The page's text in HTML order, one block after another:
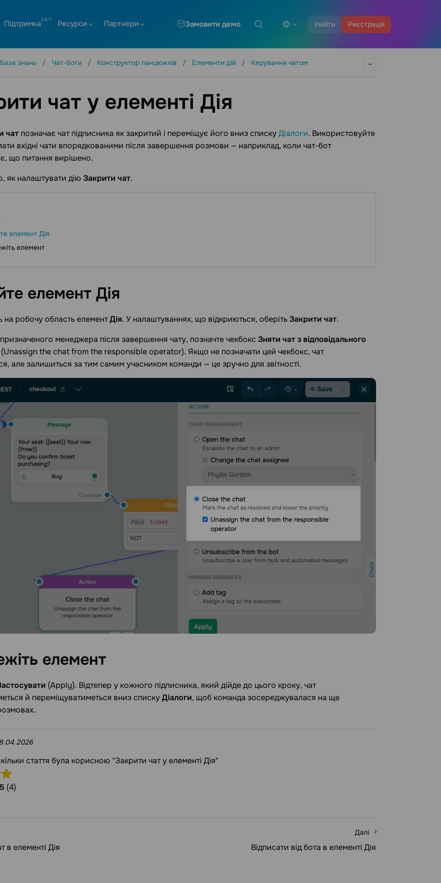
Увійти Реєстрація
Підтримка Ресурси Партнери Замовити демо
База знань Чат-боти Конструктор ланцюжків Елементи дій Керування чатом
чат у елементі Дія
чат позначає чат підписника як закритий і переміщує його вниз спискуДіалоги. Використовуйте
вхідні чати впорядкованими після завершення розмови — наприклад, коли чат-бот
що питання вирішено.
як налаштувати дію Закрити чат.
елемент Дія
елемент
елемент Дія
на робочу область елементДія. У налаштуваннях, що відкриються, оберітьЗакрити чат.
менеджера після завершення чату, позначте чекбокс Зняти чат з відповідального
(Unassign the chat from the responsible operator). Якщо не позначати цей чекбокс, чат
але залишиться за тим самим учасником команди — це зручно для звітності.
елемент
(Apply). Відтепер у кожного підписника, який дійде до цього кроку, чат
й переміщуватиметься вниз спискуДіалоги, щоб команда зосереджувалася на ще
стаття була корисною "Закрити чат у елементі Дія"
5 (4)
в елементі Дія
Далі
Відписати від бота в елементі Дія